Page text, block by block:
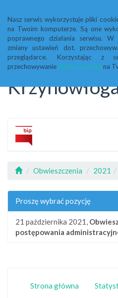
Nasz serwis wykorzystuje pliki
na Twoim komputerze. Są one
poprawnego działania serwisu.
zmiany ustawień dot.
przeglądarce. Korzystając z
przechowywanie plików cookiesna
Biuletyn
Publicznej
Obwieszczenia 2021
Proszę wybrać pozycję
21 października 2021,
postępowania
Strona główna